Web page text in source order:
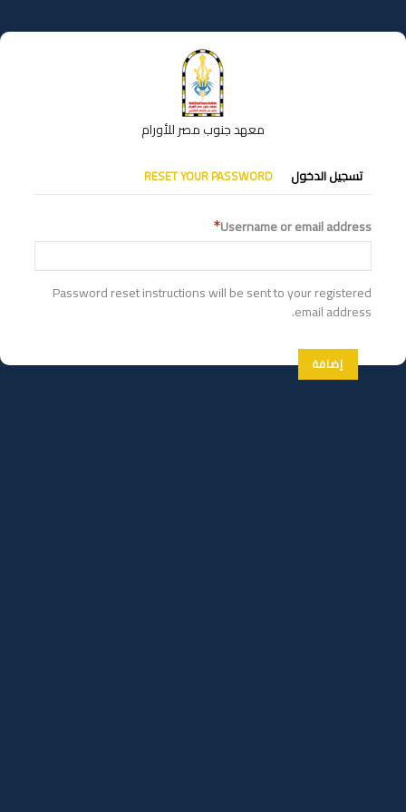
إلى
المحتوى
معهد جنوب مصر للأورام
التبويبات
الأساسية
تسجيل الدخول RESET YOUR PASSWORD
Username or email address
Password reset instructions will be sent to your registered
email address.